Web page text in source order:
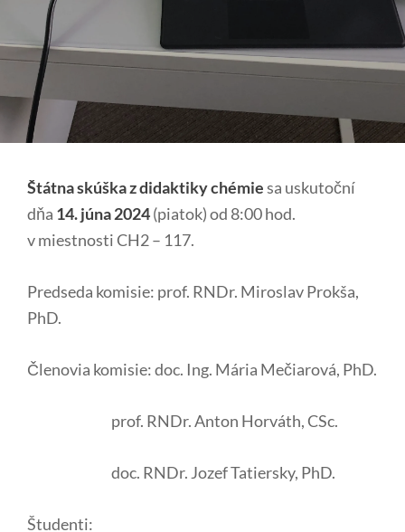
Štátna skúška z didaktiky chémiesa uskutoční
dňa 14. júna 2024(piatok) od 8:00 hod.
v miestnosti CH2 – 117.
Predseda komisie: prof. RNDr. Miroslav Prokša,
PhD.
Členovia komisie: doc. Ing. Mária Mečiarová, PhD.
prof. RNDr. Anton Horváth, CSc.
doc. RNDr. Jozef Tatiersky, PhD.
Študenti: